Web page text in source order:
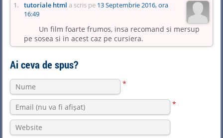
1. tutoriale html a scris pe 13 Septembrie 2016, ora
16:49
Un film foarte frumos, insa recomand si mersup
pe sosea si in acest caz pe cursiera.
Ai ceva de spus?
*
*